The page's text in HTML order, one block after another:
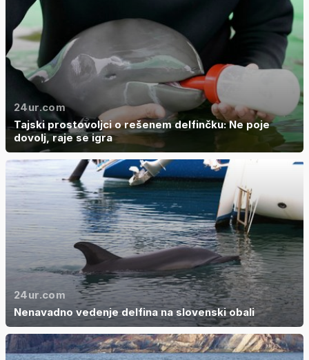
24ur.com
Tajski prostovoljci o rešenem delfinčku: Ne poje
dovolj, raje se igra
24ur.com
Nenavadno vedenje delfina na slovenski obali